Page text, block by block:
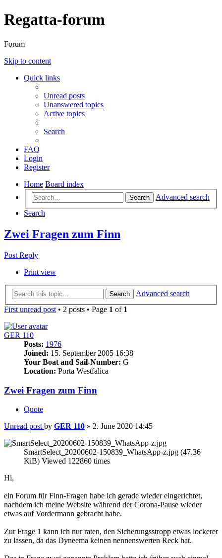
Regatta-forum
Forum
Skip to content
Quick links
Unread posts
Unanswered topics
Active topics
Search
FAQ
Login
Register
Home Board index
Search
Advanced search
Search
Zwei Fragen zum Finn
Post Reply
Print view
Search
Advanced search
First unread post • 2 posts • Page 1 of 1
GER 110
Posts: 1976
Joined: 15. September 2005 16:38
Your Boat and Sail-Number: G
Location: Porta Westfalica
Zwei Fragen zum Finn
Quote
Unread post by GER 110 » 2. June 2020 14:45
SmartSelect_20200602-150839_WhatsApp-z.jpg (47.36
KiB) Viewed 122860 times
Hi,
ein Forum für Finn-Fragen habe ich gerade wieder eingerichtet,
nachdem ich meine Website während der Corona-Pause wieder
etwas auf Vordermann gebracht habe.
Zur Frage 1 kann ich nur raten, den Sicherungsstropp etwas lockerer
zu lassen, da das Dyneema keinen nennenswerten Reck hat.